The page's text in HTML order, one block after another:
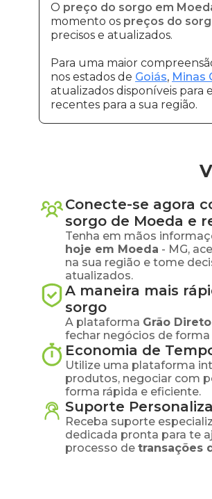
O preço do sorgo em
momento os preços do
precisos e atualizados.
Para uma maior
nos estados de Goiás, Minas
atualizados disponíveis para
recentes para a sua região.
Conecte-se agora
sorgo de Moeda e
Tenha em mãos
hoje em Moeda - MG,
na sua região e tome
atualizados.
A maneira mais
sorgo
A plataforma Grão Direto
fechar negócios de
Economia de
Utilize uma plataforma
produtos, negociar com
forma rápida e eficiente.
Suporte
Receba suporte
dedicada pronta para te
processo de transações